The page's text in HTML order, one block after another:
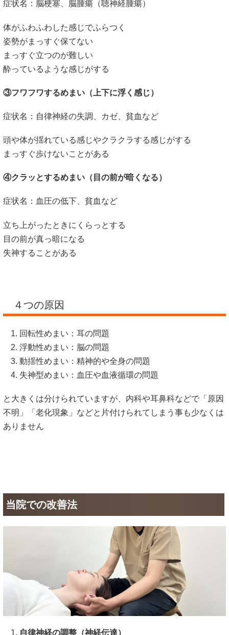
症状名：脳梗塞、脳腫瘍（聴神経腫瘍）
体がふわふわした感じでふらつく
姿勢がまっすぐ保てない
まっすぐ立つのが難しい
酔っているような感じがする
③フワフワするめまい（上下に浮く感じ）
症状名：自律神経の失調、カゼ、貧血など
頭や体が揺れている感じやクラクラする感じがする
まっすぐ歩けないことがある
④クラッとするめまい（目の前が暗くなる）
症状名：血圧の低下、貧血など
立ち上がったときにくらっとする
目の前が真っ暗になる
失神することがある
４つの原因
回転性めまい：耳の問題
浮動性めまい：脳の問題
動揺性めまい：精神的や全身の問題
失神型めまい：血圧や血液循環の問題
と大きくは分けられていますが、内科や耳鼻科などで「原因
不明」「老化現象」などと片付けられてしまう事も少なくは
ありません
当院での改善法
自律神経の調整（神経伝達）